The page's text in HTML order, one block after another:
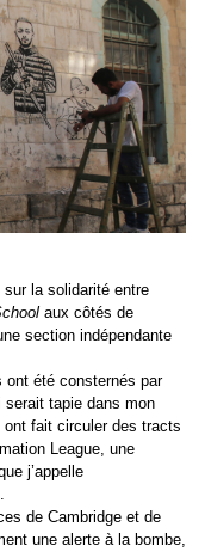
sur la solidarité entre
aux côtés de
section indépendante
ont été consternés par
tapie dans mon
fait circuler des tracts
League, une
j’appelle
de Cambridge et de
une alerte à la bombe,